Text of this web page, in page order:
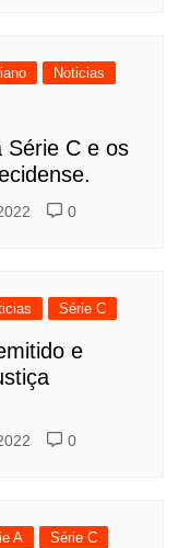
Noticias
Série C e os
0
Série C
e
0
A Série C